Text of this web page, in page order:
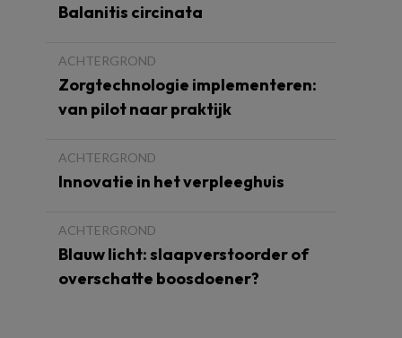
Balanitis circinata
ACHTERGROND
Zorgtechnologie implementeren:
van pilot naar praktijk
ACHTERGROND
Innovatie in het verpleeghuis
ACHTERGROND
Blauw licht: slaapverstoorder of
overschatte boosdoener?